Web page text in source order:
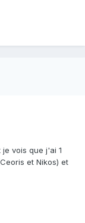
vois que j'ai 1
et Nikos) et